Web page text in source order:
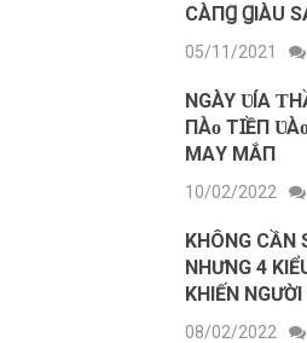
CÀПꞬ ꞬIÀU
05/11/2021
NGÀY ƲÍΑ
ПÀᴏ TꞮỀП
MΑY MẮП
10/02/2022
KHÔNG CẦN
NHƯNG 4
KHIẾN
08/02/2022